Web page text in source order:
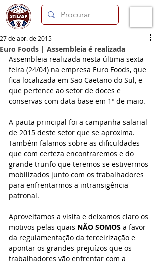
Euro Foods | Assembleia é realizada
27 de abr. de 2015
Assembleia realizada nesta última sexta-
feira (24/04) na empresa Euro Foods, que
fica localizada em São Caetano do Sul, e
que pertence ao setor de doces e
conservas com data base em 1º de maio.
A pauta principal foi a campanha salarial
de 2015 deste setor que se aproxima.
Também falamos sobre as dificuldades
que com certeza encontraremos e do
grande trunfo que teremos se estivermos
mobilizados junto com os trabalhadores
para enfrentarmos a intransigência
patronal.
Aproveitamos a visita e deixamos claro os
motivos pelas quais NÃO SOMOS a favor
da regulamentação da terceirização e
apontar os grandes prejuízos que os
trabalhadores vão enfrentar com a